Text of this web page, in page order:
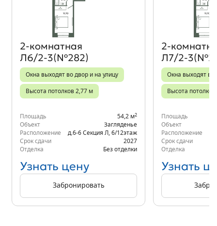
2‑комнатная
Л6/2-3(№282)
Окна выходят во двор и на улицу
Высота потолков 2,77 м
Площадь 54,2 м2
Объект
Загляденье
Расположение
д.6-6 Секция Л 6/12этаж
Срок сдачи
2027
Отделка
Без отделки
Узнать цену
Забронировать
Л7/2-
Окна выходят во
Высота
Площадь
Объект
Расположение
Срок сдачи
Отделка
Узнать